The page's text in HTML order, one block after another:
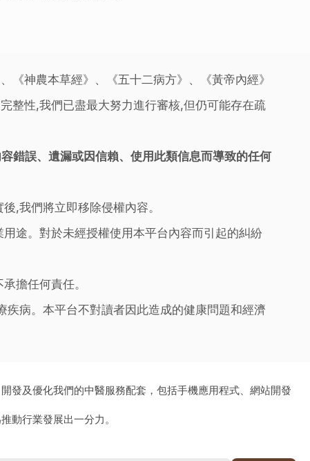
神農本草經》、《五十二病方》、《黃帝內經》
整性,我們已盡最大努力進行審核,但仍可能存在疏
錯誤、遺漏或因信賴、使用此類信息而導致的任何
,我們將立即移除侵權內容。
途。對於未經授權使用本平台內容而引起的糾紛
擔任何責任。
病。本平台不對讀者因此造成的健康問題和經濟
發及優化我們的中醫服務配套，包括手機應用程式、網站開發
動行業發展出一分力。